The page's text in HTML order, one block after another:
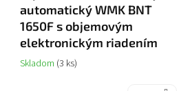
automatický WMK BNT
1650F s objemovým
elektronickým riadením
Skladom (3 ks)